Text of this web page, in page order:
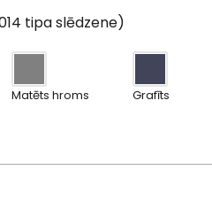
tipa slēdzene)
Matēts hroms Grafīts